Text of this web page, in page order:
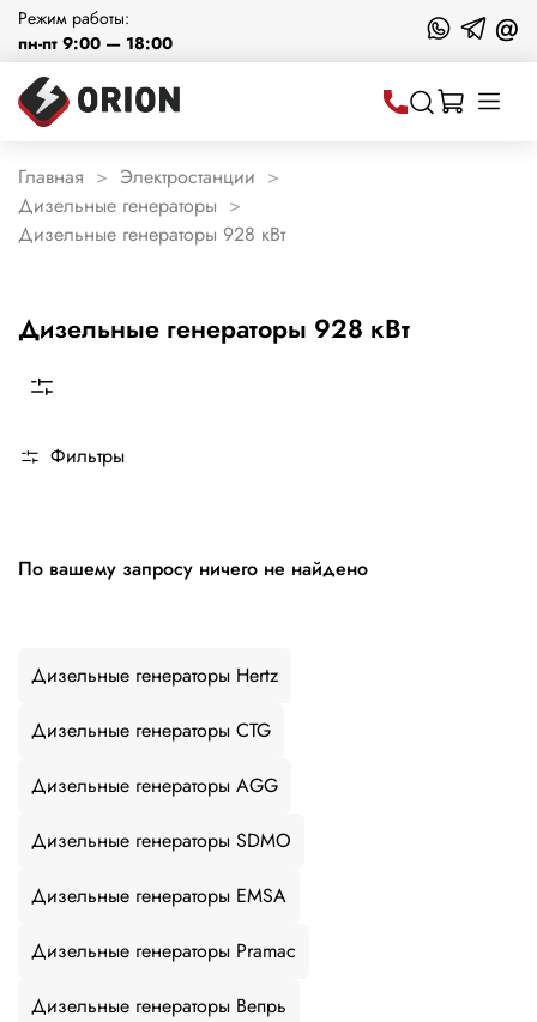
Режим работы:
пн-пт 9:00 — 18:00
@
Главная
Электростанции
Дизельные генераторы
Дизельные генераторы 928 кВт
Дизельные генераторы 928 кВт
Фильтры
По вашему запросу ничего не найдено
Дизельные генераторы Hertz
Дизельные генераторы CTG
Дизельные генераторы AGG
Дизельные генераторы SDMO
Дизельные генераторы EMSA
Дизельные генераторы Pramac
Дизельные генераторы Вепрь